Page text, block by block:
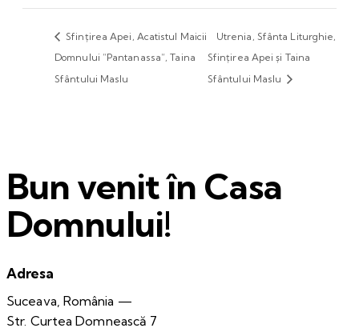
Sfințirea Apei, Acatistul Maicii
Domnului ”Pantanassa”, Taina
Sfântului Maslu
Utrenia, Sfânta Liturghie,
Sfințirea Apei și Taina
Sfântului Maslu
Bun venit în Casa
Domnului!
Adresa
Suceava, România —
Str. Curtea Domnească 7